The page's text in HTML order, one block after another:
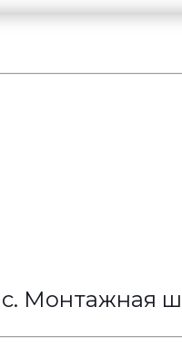
Монтажная